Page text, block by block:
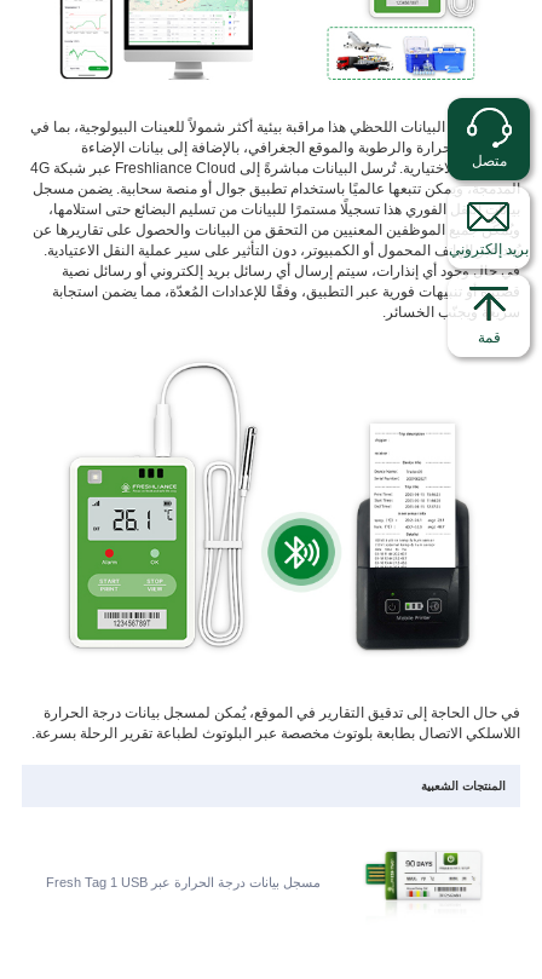
يوفر مسجل البيانات اللحظي هذا مراقبة بيئية أكثر شمولاً للعينات البيولوجية، بما في
ذلك درجة الحرارة والرطوبة والموقع الجغرافي، بالإضافة إلى بيانات الإضاءة
والصدمات الاختيارية. تُرسل البيانات مباشرةً إلى Freshliance Cloud عبر شبكة 4G
المدمجة، ويمكن تتبعها عالميًا باستخدام تطبيق جوال أو منصة سحابية. يضمن مسجل
بيانات النقل الفوري هذا تسجيلًا مستمرًا للبيانات من تسليم البضائع حتى استلامها،
ويُمكّن جميع الموظفين المعنيين من التحقق من البيانات والحصول على تقاريرها عن
بُعد عبر الهاتف المحمول أو الكمبيوتر، دون التأثير على سير عملية النقل الاعتيادية.
في حال وجود أي إنذارات، سيتم إرسال أي رسائل بريد إلكتروني أو رسائل نصية
قصيرة أو تنبيهات فورية عبر التطبيق، وفقًا للإعدادات المُعدّة، مما يضمن استجابة
سريعة ويجنّب الخسائر.
في حال الحاجة إلى تدقيق التقارير في الموقع، يُمكن لمسجل بيانات درجة الحرارة
اللاسلكي الاتصال بطابعة بلوتوث مخصصة عبر البلوتوث لطباعة تقرير الرحلة بسرعة.
المنتجات الشعبية
مسجل بيانات درجة الحرارة عبر Fresh Tag 1 USB
متصل
بريد إلكتروني
قمة